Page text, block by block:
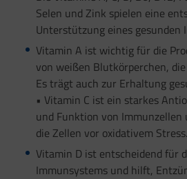
Selen und Zink spielen eine
Unterstützung eines gesunden
Vitamin A ist wichtig für die
von weißen Blutkörperchen,
Es trägt auch zur Erhaltung
• Vitamin C ist ein starkes
und Funktion von
die Zellen vor oxidativem Stress.
Vitamin D ist entscheidend für
Immunsystems und hilft,